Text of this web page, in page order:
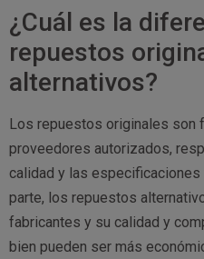
¿Cuál es la
repuestos
alternativos?
Los repuestos originales son
proveedores autorizados,
calidad y las especificaciones
parte, los repuestos
fabricantes y su calidad y
bien pueden ser más